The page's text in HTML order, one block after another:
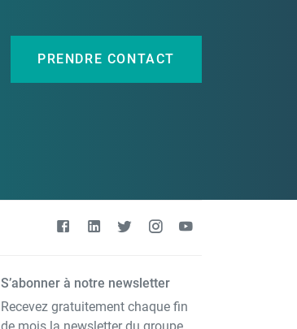
PRENDRE CONTACT
S’abonner à notre newsletter
Recevez gratuitement chaque fin
de mois la newsletter du groupe